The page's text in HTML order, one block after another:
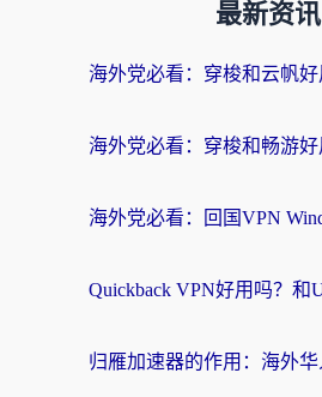
最新资讯